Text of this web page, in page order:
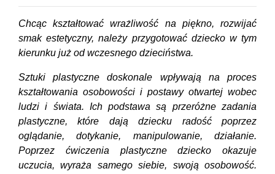
Chcąc kształtować wrażliwość na piękno, rozwijać
smak estetyczny, należy przygotować dziecko w tym
kierunku już od wczesnego dzieciństwa.
Sztuki plastyczne doskonale wpływają na proces
kształtowania osobowości i postawy otwartej wobec
ludzi i świata. Ich podstawa są przeróżne zadania
plastyczne, które dają dziecku radość poprzez
oglądanie, dotykanie, manipulowanie, działanie.
Poprzez ćwiczenia plastyczne dziecko okazuje
uczucia, wyraża samego siebie, swoją osobowość.